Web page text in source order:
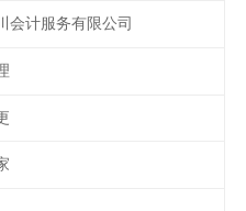
会计服务有限公司